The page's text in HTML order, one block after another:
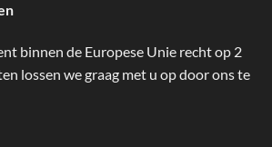
binnen de Europese Unie recht op 2
lossen we graag met u op door ons te